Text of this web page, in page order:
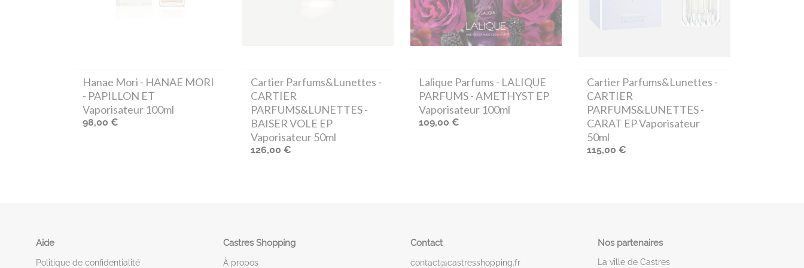
Hanae Mori - HANAE MORI
- PAPILLON ET
Vaporisateur 100ml
98,00 €
Cartier Parfums&Lunettes -
CARTIER
PARFUMS&LUNETTES -
BAISER VOLE EP
Vaporisateur 50ml
126,00 €
Lalique Parfums - LALIQUE
PARFUMS - AMETHYST EP
Vaporisateur 100ml
109,00 €
Cartier Parfums&Lunettes -
CARTIER
PARFUMS&LUNETTES -
CARAT EP Vaporisateur
50ml
115,00 €
Aide
Politique de confidentialité
Castres Shopping
À propos
Contact
contact@castresshopping.fr
Nos partenaires
La ville de Castres